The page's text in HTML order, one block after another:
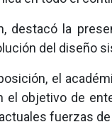
la
del diseño
el
el objetivo de
fuerzas